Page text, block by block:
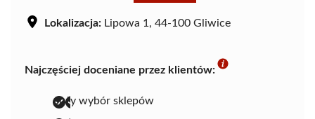
Lokalizacja: Lipowa 1, 44-100 Gliwice
Najczęściej doceniane przez klientów:
duży wybór sklepów